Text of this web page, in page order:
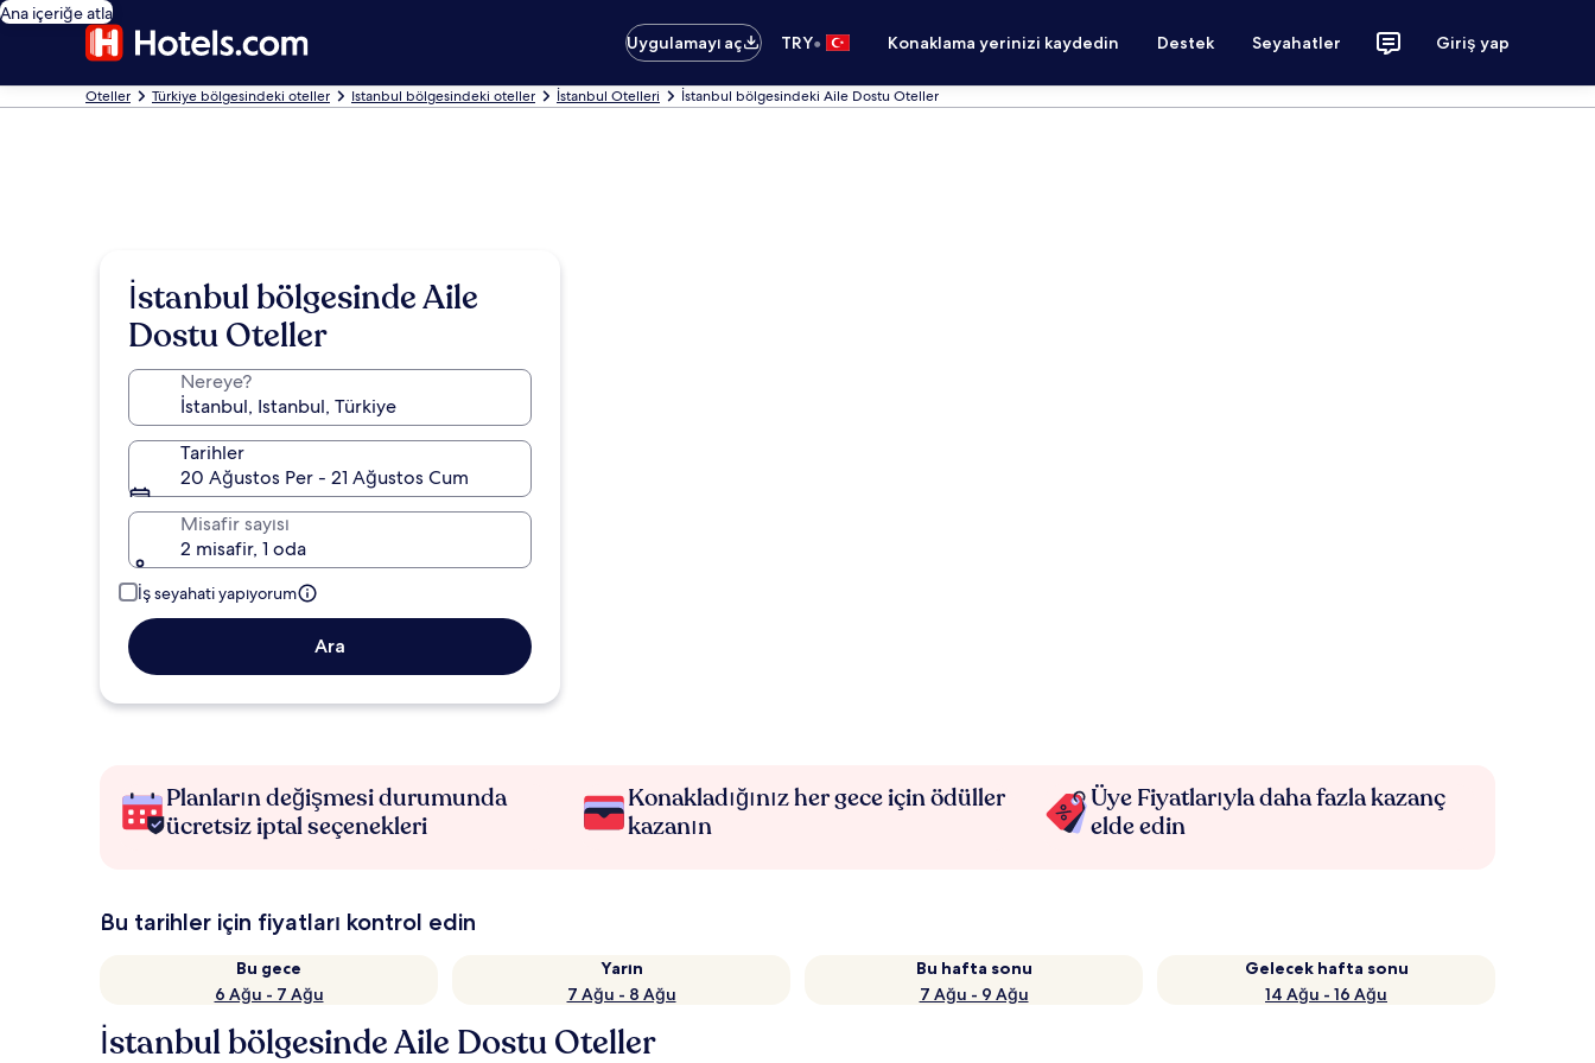
Ana içeriğe atla
Uygulamayı aç
TRY• Konaklama yerinizi kaydedin Destek Seyahatler Giriş yap
Oteller Türkiye bölgesindeki oteller Istanbul bölgesindeki oteller İstanbul Otelleri İstanbul bölgesindeki Aile Dostu Oteller
İstanbul bölgesinde Aile
Dostu Oteller
Nereye?
Tarihler
20 Ağustos Per - 21 Ağustos Cum
Misafir sayısı
2 misafir, 1 oda
İş seyahati yapıyorum
Ara
Planların değişmesi durumunda
ücretsiz iptal seçenekleri
Konakladığınız her gece için ödüller
kazanın
Üye Fiyatlarıyla daha fazla kazanç
elde edin
Bu tarihler için fiyatları kontrol edin
Bu gece
6 Ağu - 7 Ağu
Yarın
7 Ağu - 8 Ağu
Bu hafta sonu
7 Ağu - 9 Ağu
Gelecek hafta sonu
14 Ağu - 16 Ağu
İstanbul bölgesinde Aile Dostu Oteller